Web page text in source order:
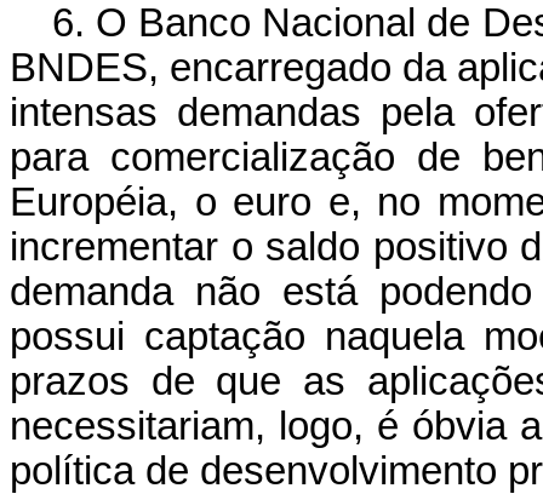
6. O Banco Nacional de
BNDES, encarregado da
intensas demandas pela
para comercialização de
Européia, o euro e, no
incrementar o saldo positivo
demanda não está
possui captação naquela
prazos de que as
necessitariam, logo, é óbvia
políticade desenvolvimento